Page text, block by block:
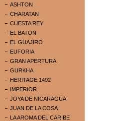
ASHTON
CHARATAN
CUESTA REY
EL BATON
EL GUAJIRO
EUFORIA
GRAN APERTURA
GURKHA
HERITAGE 1492
IMPERIOR
JOYA DE NICARAGUA
JUAN DE LA COSA
LA AROMA DEL CARIBE